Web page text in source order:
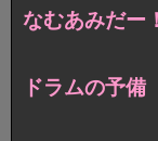
なむあみだー
ドラムの予